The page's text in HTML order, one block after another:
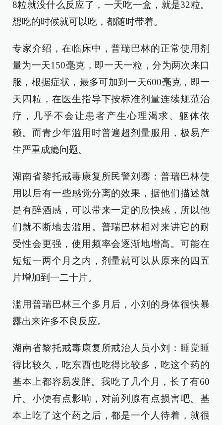
8粒就没什么反应了，一天吃一盒，就是32粒。
想吃的时候就可以吃，都随时带着。
专家介绍，在临床中，普瑞巴林的正常使用剂
量为一天150毫克，即一天一粒，分为两次来口
服，根据症状，最多可加到一天600毫克，即一
天四粒，在医生指导下按标准剂量连续规范治
疗，几乎不会让患者产生心理渴求、躯体依
赖。而青少年滥用时普遍超剂量服用，极易产
生严重成瘾问题。
湖南省黎托戒毒康复所民警刘骞：普瑞巴林使
用以后有一些感觉分离的效果，据他们描述就
是有醉酒感，可以带来一定的欣快感，所以他
们就不断地去滥用。普瑞巴林相对来讲它的耐
受性会更强，使用频率会逐渐地增高。可能在
短短一两个月之内，剂量就可以从原来的四五
片增加到一二十片。
滥用普瑞巴林三个多月后，小刘的身体很快暴
露出来许多不良反应。
湖南省黎托戒毒康复所戒治人员小刘：睡觉睡
得比较久，吃东西也吃得比较多，吃这个药的
基本上都容易发胖。我吃了几个月，长了有60
斤。小便有点影响，对前列腺有点损害吧。基
本上吃了这个药之后，都是一个人待着，就很